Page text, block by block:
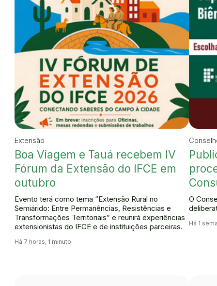
Extensão
Boa Viagem e Tauá recebem IV
Fórum da Extensão do IFCE em
outubro
Evento terá como tema “Extensão Rural no
Semiárido: Entre Permanências, Resistências e
Transformações Territoriais” e reunirá experiências
extensionistas do IFCE e de instituições parceiras.
Há 7 horas, 1 minuto
O
Há 1